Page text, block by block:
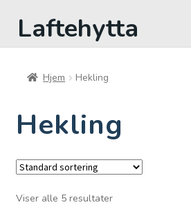
Hopp
til
Hopp
til
Laftehytta
Til kassen
Hjem Hekling
Hekling
Viser alle 5 resultater